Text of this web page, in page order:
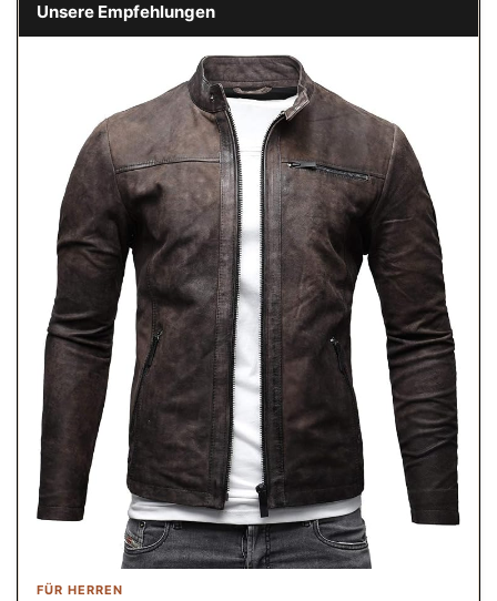
Unsere Empfehlungen
FÜR HERREN